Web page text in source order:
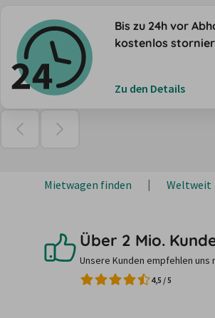
Bis zu 24h vor
kostenlos
Zu den Details
Mietwagen finden Weltweit
Über 2 Mio.
Unsere Kunden empfehlen uns
4,5 /5